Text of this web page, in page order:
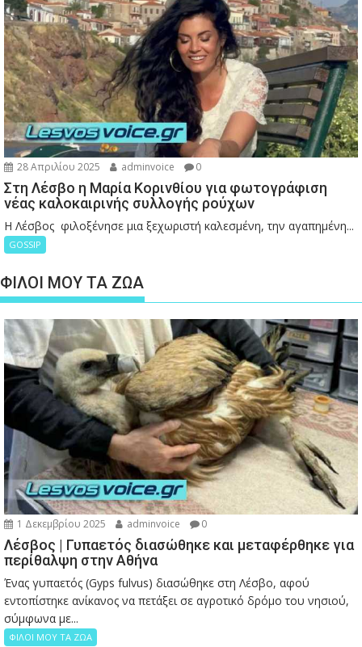
28 Απριλίου 2025 adminvoice 0
Στη Λέσβο η Μαρία Κορινθίου για φωτογράφιση
νέας καλοκαιρινής συλλογής ρούχων
Η Λέσβος φιλοξένησε μια ξεχωριστή καλεσμένη, την αγαπημένη...
GOSSIP
ΦΙΛΟΙ ΜΟΥ ΤΑ ΖΩΑ
1 Δεκεμβρίου 2025 adminvoice 0
Λέσβος | Γυπαετός διασώθηκε και μεταφέρθηκε για
περίθαλψη στην Αθήνα
Ένας γυπαετός (Gyps fulvus) διασώθηκε στη Λέσβο, αφού
εντοπίστηκε ανίκανος να πετάξει σε αγροτικό δρόμο του νησιού,
σύμφωνα με...
ΦΙΛΟΙ ΜΟΥ ΤΑ ΖΩΑ